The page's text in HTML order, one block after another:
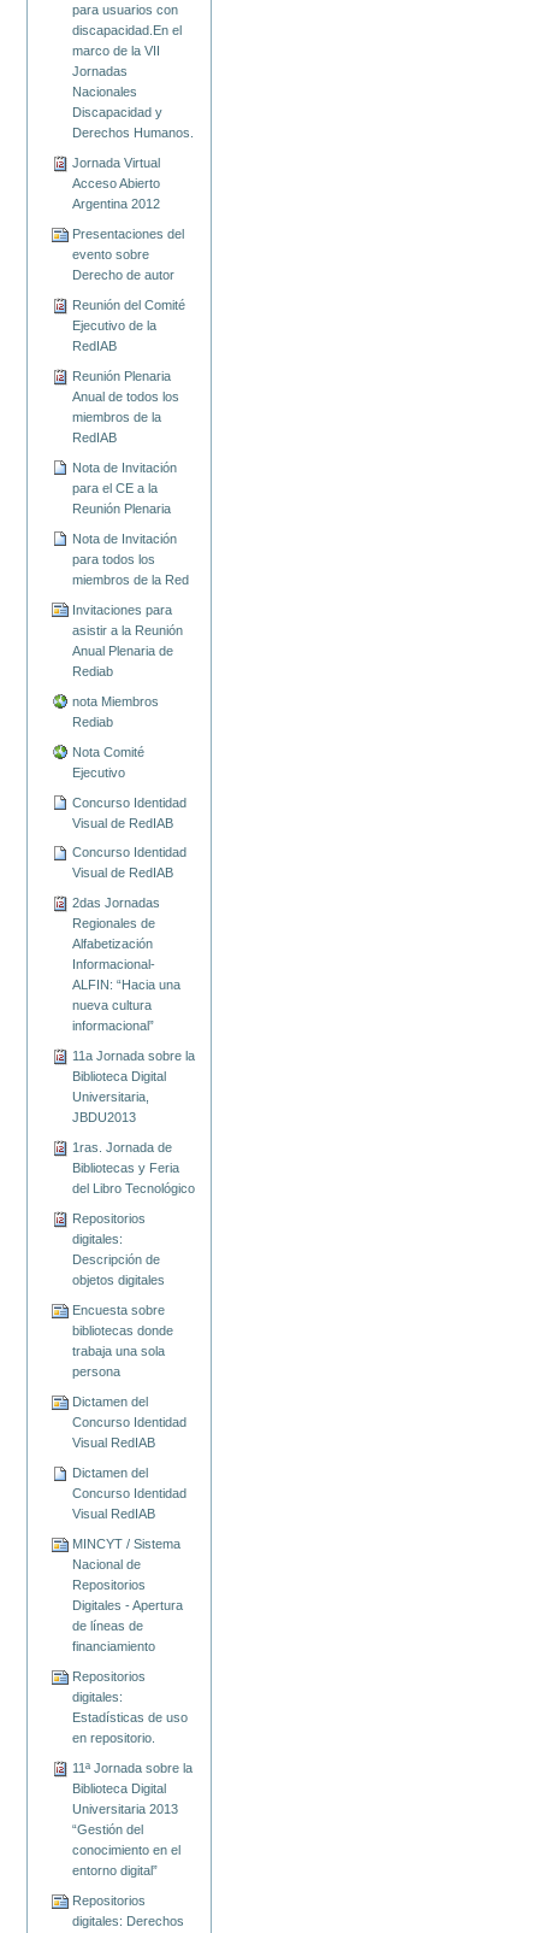
para usuarios con
discapacidad.En el
marco de la VII
Jornadas
Nacionales
Discapacidad y
Derechos Humanos.
Jornada Virtual
Acceso Abierto
Argentina 2012
Presentaciones del
evento sobre
Derecho de autor
Reunión del Comité
Ejecutivo de la
RedIAB
Reunión Plenaria
Anual de todos los
miembros de la
RedIAB
Nota de Invitación
para el CE a la
Reunión Plenaria
Nota de Invitación
para todos los
miembros de la Red
Invitaciones para
asistir a la Reunión
Anual Plenaria de
Rediab
nota Miembros
Rediab
Nota Comité
Ejecutivo
Concurso Identidad
Visual de RedIAB
Concurso Identidad
Visual de RedIAB
2das Jornadas
Regionales de
Alfabetización
Informacional-
ALFIN: “Hacia una
nueva cultura
informacional”
11a Jornada sobre la
Biblioteca Digital
Universitaria,
JBDU2013
1ras. Jornada de
Bibliotecas y Feria
del Libro Tecnológico
Repositorios
digitales:
Descripción de
objetos digitales
Encuesta sobre
bibliotecas donde
trabaja una sola
Dictamen del
Concurso Identidad
Visual RedIAB
Dictamen del
Concurso Identidad
Visual RedIAB
MINCYT / Sistema
Nacional de
Repositorios
Digitales - Apertura
de líneas de
financiamiento
Repositorios
digitales:
Estadísticas de uso
en repositorio.
11ª Jornada sobre la
Biblioteca Digital
Universitaria 2013
“Gestión del
conocimiento en el
entorno digital”
Repositorios
digitales: Derechos